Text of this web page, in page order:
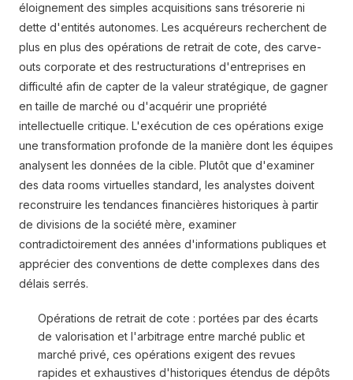
éloignement des simples acquisitions sans trésorerie ni
dette d'entités autonomes. Les acquéreurs recherchent de
plus en plus des opérations de retrait de cote, des carve-
outs corporate et des restructurations d'entreprises en
difficulté afin de capter de la valeur stratégique, de gagner
en taille de marché ou d'acquérir une propriété
intellectuelle critique. L'exécution de ces opérations exige
une transformation profonde de la manière dont les équipes
analysent les données de la cible. Plutôt que d'examiner
des data rooms virtuelles standard, les analystes doivent
reconstruire les tendances financières historiques à partir
de divisions de la société mère, examiner
contradictoirement des années d'informations publiques et
apprécier des conventions de dette complexes dans des
délais serrés.
Opérations de retrait de cote : portées par des écarts
de valorisation et l'arbitrage entre marché public et
marché privé, ces opérations exigent des revues
rapides et exhaustives d'historiques étendus de dépôts